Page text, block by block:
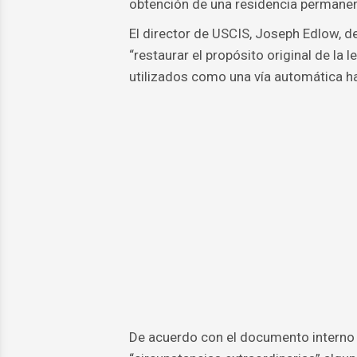
obtención de una residencia
El director de USCIS, Joseph Edlow,
“restaurar el propósito original de la
utilizados como una vía automática
De acuerdo con el documento